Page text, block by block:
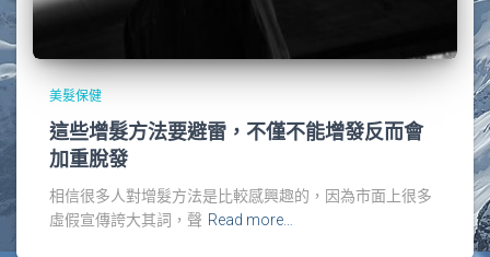
美髮保健
這些增髮方法要避雷，不僅不能增發反而會
加重脫發
相信很多人對增髮方法是比較感興趣的，因為市面上很多
虛假宣傳誇大其詞，聲 Read more…